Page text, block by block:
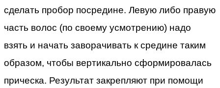
сделать пробор посредине. Левую либо правую
часть волос (по своему усмотрению) надо
взять и начать заворачивать к средине таким
образом, чтобы вертикально сформировалась
прическа. Результат закрепляют при помощи